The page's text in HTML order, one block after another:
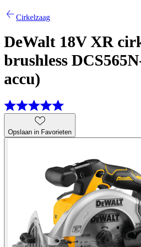
Cirkelzaag
DeWalt 18V XR
brushless
accu)
Opslaan in Favorieten